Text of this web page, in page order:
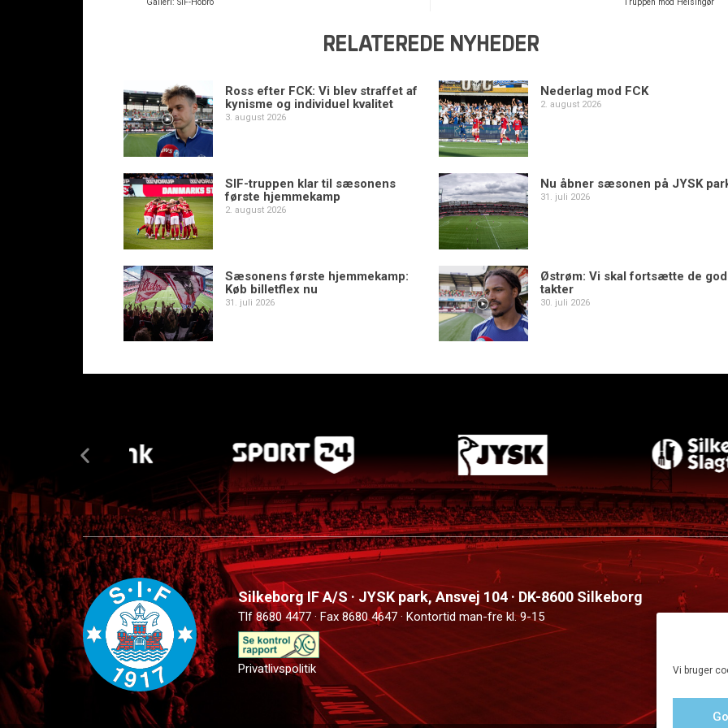
Vi bruger
RELATEREDE NYHEDER
Ross efter FCK: Vi blev straffet af
kynisme og individuel kvalitet
3. august 2026
Nederlag mod FCK
2. august 2026
SIF-truppen klar til sæsonens
første hjemmekamp
2. august 2026
Nu åbner sæsonen på JYSK
31. juli 2026
Sæsonens første hjemmekamp:
Køb billetflex nu
31. juli 2026
Østrøm: Vi skal fortsætte de
takter
30. juli 2026
Silkeborg IF A/S · JYSK park, Ansvej 104 · DK-8600 Silkeborg
Tlf 8680 4477 · Fax 8680 4647 · Kontortid man-fre kl. 9-15
Privatlivspolitik